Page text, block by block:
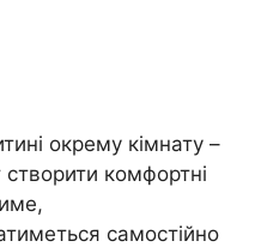
окрему кімнату –
комфортні
самостійно